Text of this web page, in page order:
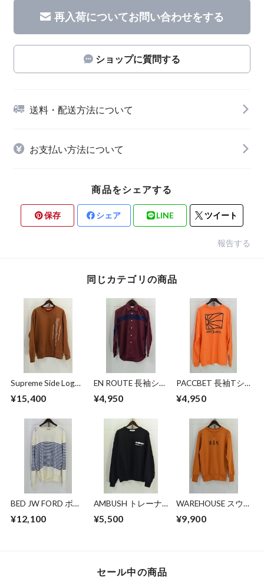
再入荷についてお問い合わせをする
ショップに質問する
送料・配送方法について
お支払い方法について
商品をシェアする
保存 シェア LINE ツイート
報告する
同じカテゴリの商品
Supreme Side Logo
¥15,400
EN ROUTE 長袖シャ
¥4,950
PACCBET 長袖Tシ
¥4,950
BED JW FORD ボー
¥12,100
AMBUSH トレーナ
¥5,500
WAREHOUSE スウ
¥9,900
セール中の商品